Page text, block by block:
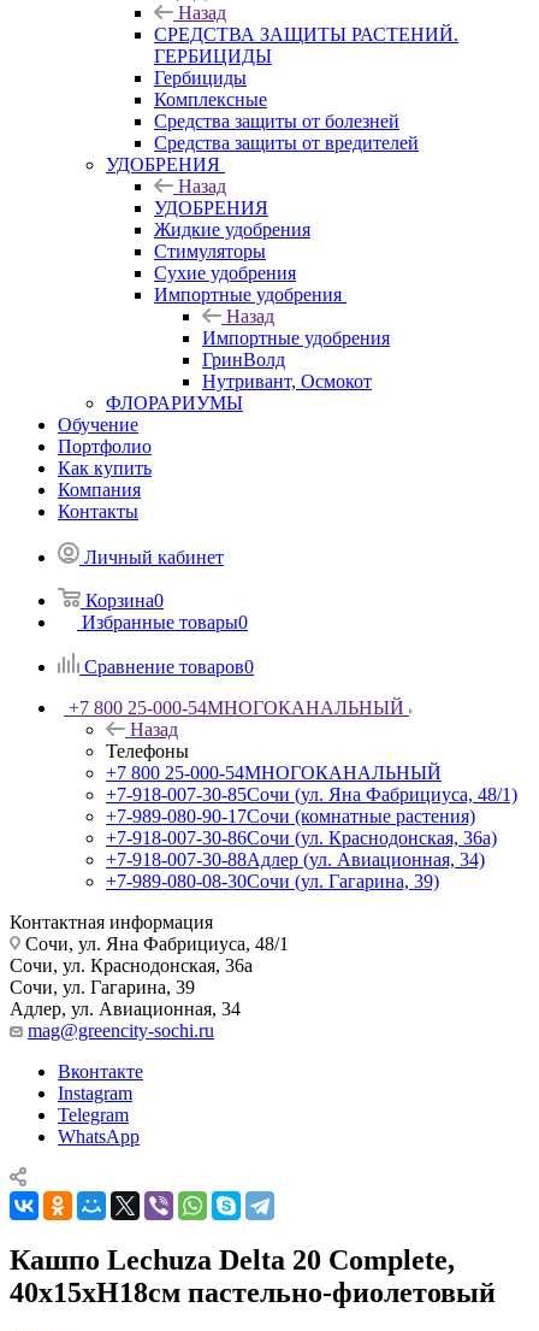
Назад
СРЕДСТВА ЗАЩИТЫ РАСТЕНИЙ.
ГЕРБИЦИДЫ
Гербициды
Комплексные
Средства защиты от болезней
Средства защиты от вредителей
УДОБРЕНИЯ
Назад
УДОБРЕНИЯ
Жидкие удобрения
Стимуляторы
Сухие удобрения
Импортные удобрения
Назад
Импортные удобрения
ГринВолд
Нутривант, Осмокот
ФЛОРАРИУМЫ
Обучение
Портфолио
Как купить
Компания
Контакты
Личный кабинет
Корзина0
Избранные товары0
Сравнение товаров0
+7 800 25-000-54МНОГОКАНАЛЬНЫЙ
Назад
Телефоны
+7 800 25-000-54МНОГОКАНАЛЬНЫЙ
+7-918-007-30-85Сочи (ул. Яна Фабрициуса, 48/1)
+7-989-080-90-17Сочи (комнатные растения)
+7-918-007-30-86Сочи (ул. Краснодонская, 36а)
+7-918-007-30-88Адлер (ул. Авиационная, 34)
+7-989-080-08-30Сочи (ул. Гагарина, 39)
Контактная информация
Сочи, ул. Яна Фабрициуса, 48/1
Сочи, ул. Краснодонская, 36а
Сочи, ул. Гагарина, 39
Адлер, ул. Авиационная, 34
mag@greencity-sochi.ru
Вконтакте
Instagram
Telegram
WhatsApp
Кашпо Lechuza Delta 20 Complete,
40x15xH18см пастельно-фиолетовый